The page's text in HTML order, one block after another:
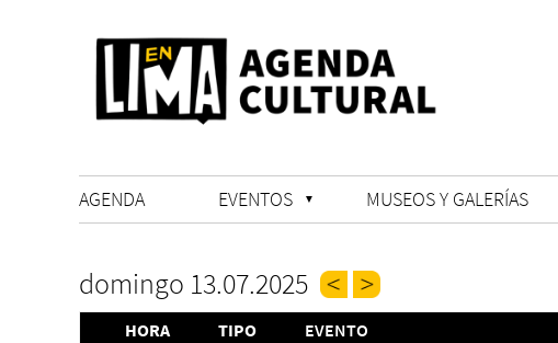
AGENDA EVENTOS MUSEOS Y GALERÍAS
domingo 13.07.2025
HORA TIPO EVENTO